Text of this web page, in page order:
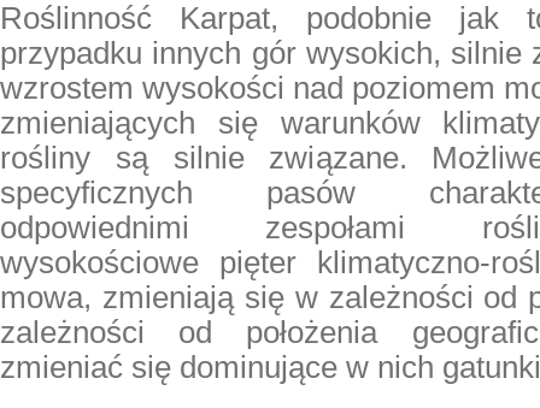
Roślinność Karpat, podobnie
przypadku innych gór wysokich, silnie
wzrostem wysokości nad poziomem
zmieniających się warunków
rośliny są silnie związane.
specyficznych pasów
odpowiednimi zespołami
wysokościowe pięter klimatyczno-
mowa, zmieniają się w zależności od
zależności od położenia
zmieniać się dominujące w nich